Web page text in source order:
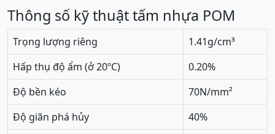
Thông số kỹ thuật tấm nhựa POM
Trọng lượng riêng
1.41g/cm³
Hấp thụ độ ẩm (ở 20ºC)
0.20%
Độ bền kéo
70N/mm²
Độ giãn phá hủy
40%